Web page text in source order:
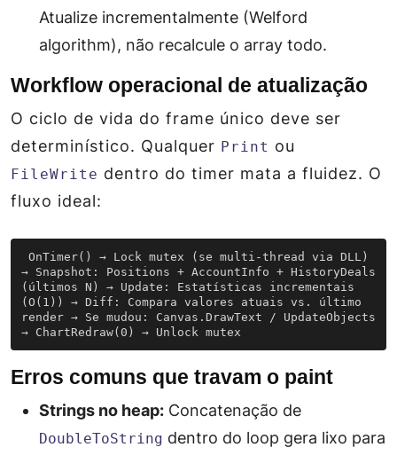
Atualize incrementalmente (Welford
algorithm), não recalcule o array todo.
Workflow operacional de atualização
O ciclo de vida do frame único deve ser
determinístico. Qualquer Print ou
FileWrite dentro do timer mata a fluidez. O
fluxo ideal:
OnTimer() → Lock mutex (se multi-thread via DLL)
→ Snapshot: Positions + AccountInfo + HistoryDeals
(últimos N) → Update: Estatísticas incrementais
(O(1)) → Diff: Compara valores atuais vs. último
render → Se mudou: Canvas.DrawText / UpdateObjects
→ ChartRedraw(0) → Unlock mutex
Erros comuns que travam o paint
Strings no heap: Concatenação de
DoubleToString dentro do loop gera lixo para